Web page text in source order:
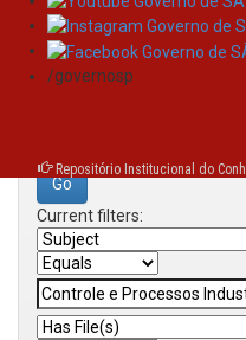
/governosp
Repositório Institucional do
Search:
Current filters: